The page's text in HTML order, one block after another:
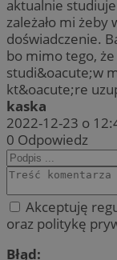
aktualnie
zależało mi żeby
doświadczenie.
bo mimo tego,
studi&oacute;w
kt&oacute;re
kaska
2022-12-23 o
0 Odpowiedz
Akceptuję
oraz politykę
Błąd: